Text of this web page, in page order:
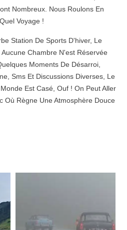
Nombreux. Nous Roulons En
Voyage !
Station De Sports D'hiver, Le
Chambre N'est Réservée
Moments De Désarroi,
Sms Et Discussions Diverses, Le
Est Casé, Ouf ! On Peut Aller
Où Règne Une Atmosphère Douce